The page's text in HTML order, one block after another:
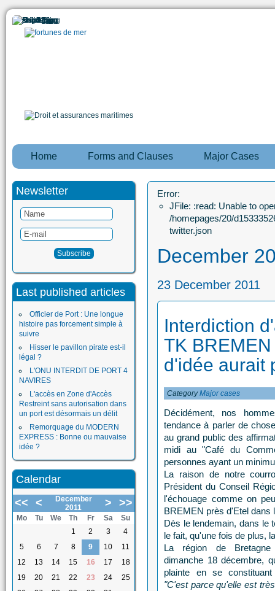
Home Forms and Clauses Major Cases
Newsletter
Last published articles
Officier de Port : Une longue
histoire pas forcement simple à
suivre
Hisser le pavillon pirate est-il
légal ?
L'ONU INTERDIT DE PORT 4
NAVIRES
L'accès en Zone d'Accès
Restreint sans autorisation dans
un port est désormais un délit
Remorquage du MODERN
EXPRESS : Bonne ou mauvaise
idée ?
Calendar
<<
<
December
2011
> >>
Mo Tu We Th Fr Sa
Su
1
2 3
4
5
6 7 8 9 10
11
12
13 14 15 16 17
18
19
20 21 22 23 24
25
Error:
JFile: :read: Unable to
/homepages/20/
twitter.json
December
23 December 2011
Interdiction
TK
d'idée aurait
CategoryMajor cases
Décidément, nos
tendance à parler de
au grand public des
midi au "Café du
personnes ayant un
La raison de notre
Président du Conseil
l'échouage comme on
BREMEN près d'Etel dans
Dès le lendemain, dans le
le fait, qu'une fois de plus,
La région de
dimanche 18 décembre,
plainte en se
"C'est parce qu'elle est